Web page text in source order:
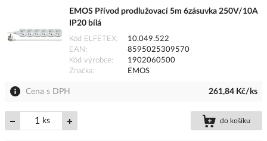
EMOS Přívod prodlužovací 5m 6zásuvka 250V/10A
IP20 bílá
Kód ELFETEX
10.049.522
EAN
8595025309570
Kód výrobce
1902060500
Značka
EMOS
Cena s DPH 261,84 Kč/ks
ks do košíku